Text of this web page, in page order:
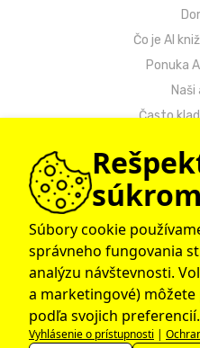
Čo je AI
Ponuka
Často
Ochrana
© 2009 – 2026 Raabe
Dr. Josef Raabe
Súbory cookie
správneho fungovania
analýzu návštevnosti.
a marketingové)
podľa svojich preferencií.
Vyhlásenie o prístupnosti |